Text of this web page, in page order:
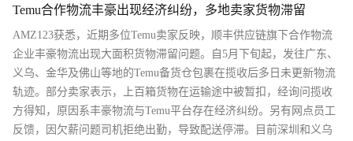
Temu合作物流丰豪出现经济纠纷，多地卖家货物滞留
AMZ123获悉，近期多位Temu卖家反映，顺丰供应链旗下合作物流
企业丰豪物流出现大面积货物滞留问题。自5月下旬起，发往广东、
义乌、金华及佛山等地的Temu备货仓包裹在揽收后多日未更新物流
轨迹。部分卖家表示，上百箱货物在运输途中被暂扣，经询问揽收
方得知，原因系丰豪物流与Temu平台存在经济纠纷。另有网点员工
反馈，因欠薪问题司机拒绝出勤，导致配送停滞。目前深圳和义乌